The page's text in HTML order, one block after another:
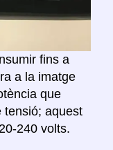
fins a
a la imatge
que
tensió; aquest
240 volts.